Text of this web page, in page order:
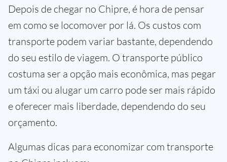
Depois de chegar no Chipre, é hora de pensar
em como se locomover por lá. Os custos com
transporte podem variar bastante, dependendo
do seu estilo de viagem. O transporte público
costuma ser a opção mais econômica, mas pegar
um táxi ou alugar um carro pode ser mais rápido
e oferecer mais liberdade, dependendo do seu
orçamento.
Algumas dicas para economizar com transporte